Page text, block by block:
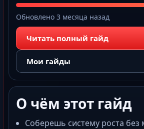
Обновлено 3 месяца назад
Читать полный гайд
Мои гайды
О чём этот гайд
Соберешь систему роста